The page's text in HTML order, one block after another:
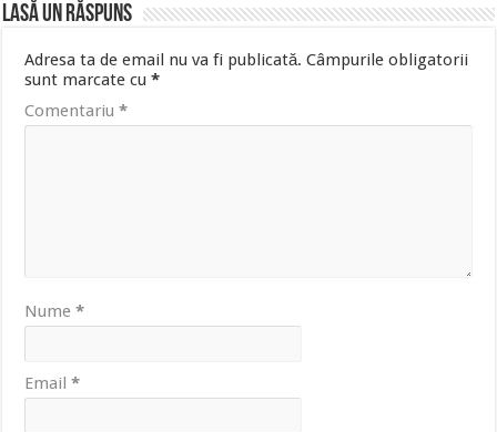
Lasă un răspuns
Adresa ta de email nu va fi publicată. Câmpurile obligatorii
sunt marcate cu*
Comentariu*
Nume*
Email*